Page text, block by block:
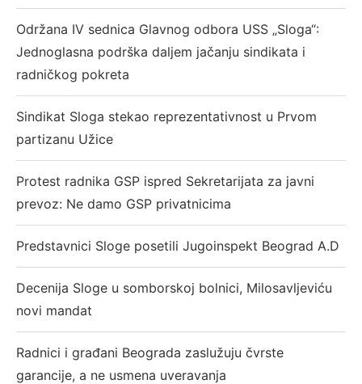
Održana IV sednica Glavnog odbora USS „Sloga“:
Jednoglasna podrška daljem jačanju sindikata i
radničkog pokreta
Sindikat Sloga stekao reprezentativnost u Prvom
partizanu Užice
Protest radnika GSP ispred Sekretarijata za javni
prevoz: Ne damo GSP privatnicima
Predstavnici Sloge posetili Jugoinspekt Beograd A.D
Decenija Sloge u somborskoj bolnici, Milosavljeviću
novi mandat
Radnici i građani Beograda zaslužuju čvrste
garancije, a ne usmena uveravanja